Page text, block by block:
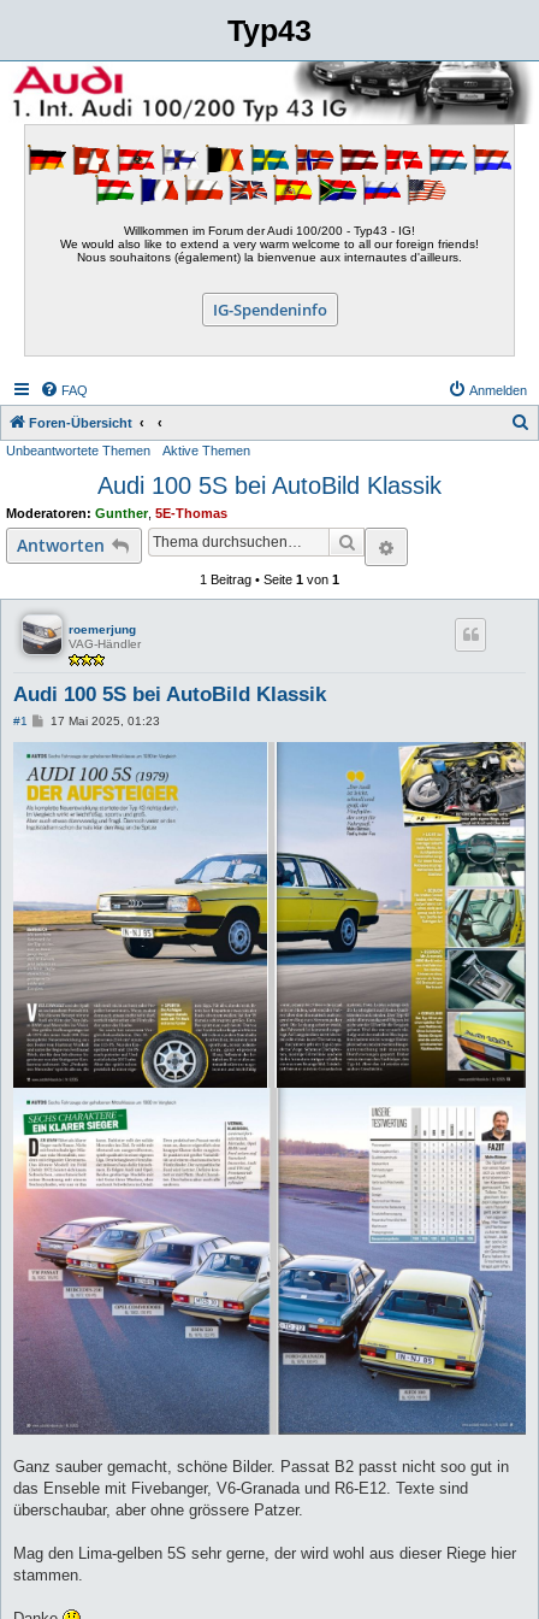
Typ43
Willkommen im Forum der Audi 100/200 - Typ43 - IG!
We would also like to extend a very warm welcome to all our foreign friends!
Nous souhaitons (également) la bienvenue aux internautes d'ailleurs.
IG-Spendeninfo
FAQ Anmelden
Foren-Übersicht
Unbeantwortete Themen Aktive Themen
Audi 100 5S bei AutoBild Klassik
Moderatoren: Gunther, 5E-Thomas
Antworten Suche
1 Beitrag • Seite 1 von 1
roemerjung
VAG-Händler
Audi 100 5S bei AutoBild Klassik
#1
B
t
r
a
g
17 Mai 2025, 01:23
Ganz sauber gemacht, schöne Bilder. Passat B2 passt nicht soo gut in
das Enseble mit Fivebanger, V6-Granada und R6-E12. Texte sind
überschaubar, aber ohne grössere Patzer.
Mag den Lima-gelben 5S sehr gerne, der wird wohl aus dieser Riege hier
stammen.